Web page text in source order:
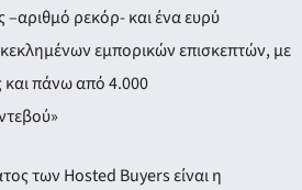
–αριθμό ρεκόρ- και ένα ευρύ
εμπορικών επισκεπτών, με
και πάνω από 4.000
των Hosted Buyers είναι η